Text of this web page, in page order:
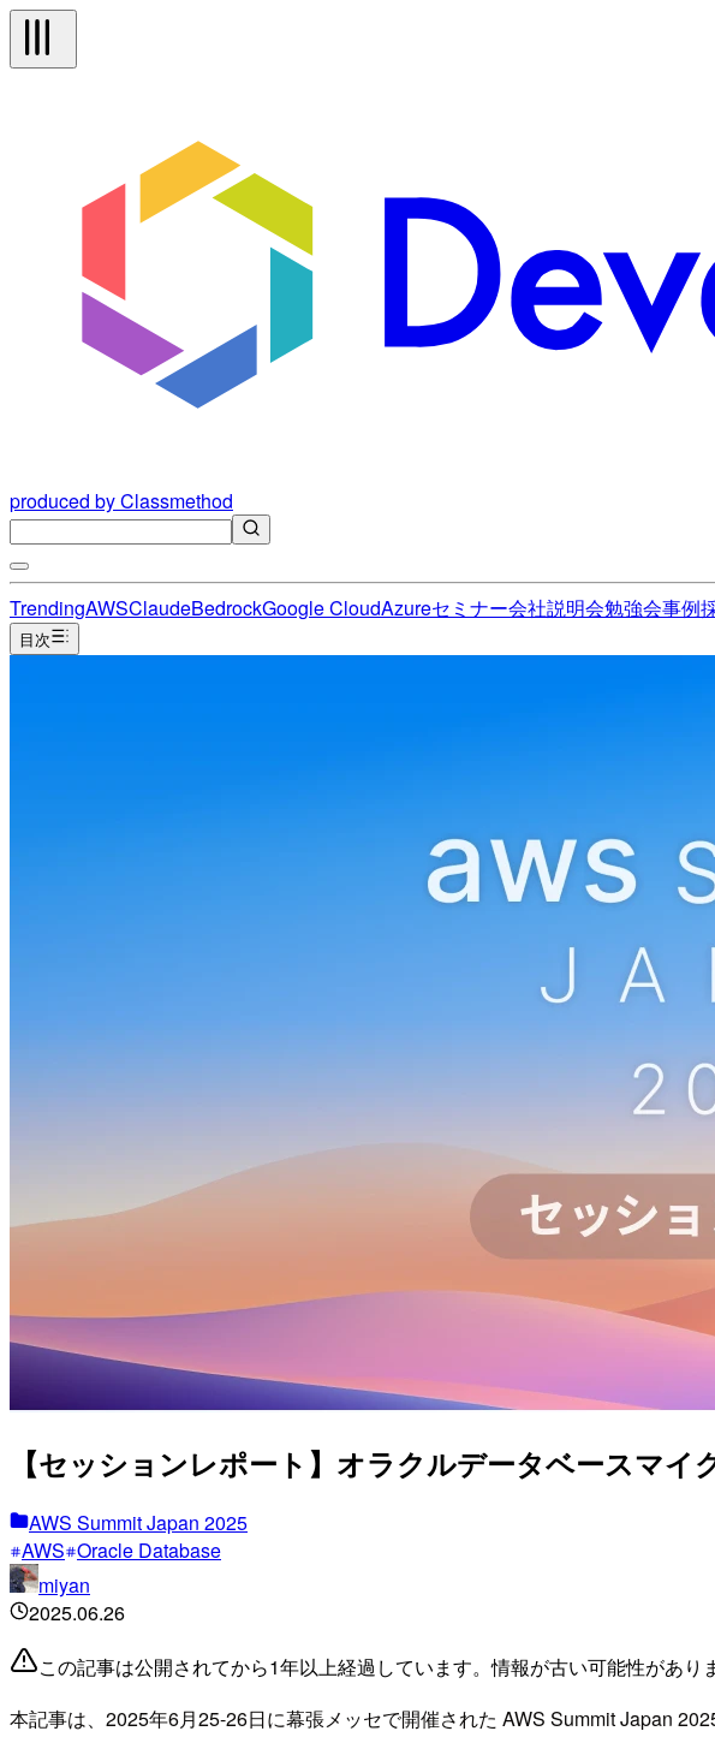
produced by Classmethod
TrendingAWSClaudeBedrockGoogle CloudAzureセミナー会社説明会勉強会事例
目次
【セッションレポート】オラクルデータベースマ
AWS Summit Japan 2025
AWS Oracle Database
miyan
2025.06.26
この記事は公開されてから1年以上経過しています。情報が古い可能性があり
本記事は、2025年6月25-26日に幕張メッセで開催された AWS Summit Japan